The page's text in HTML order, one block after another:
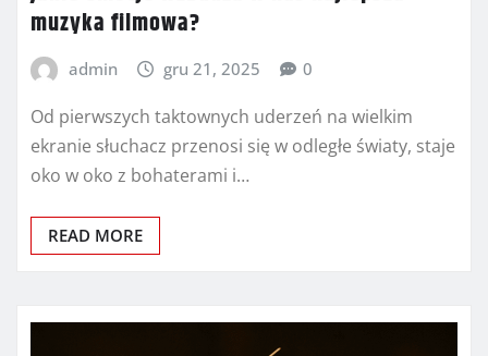
muzyka filmowa?
admin gru 21, 2025 0
Od pierwszych taktownych uderzeń na wielkim
ekranie słuchacz przenosi się w odległe światy, staje
oko w oko z bohaterami i…
READ MORE